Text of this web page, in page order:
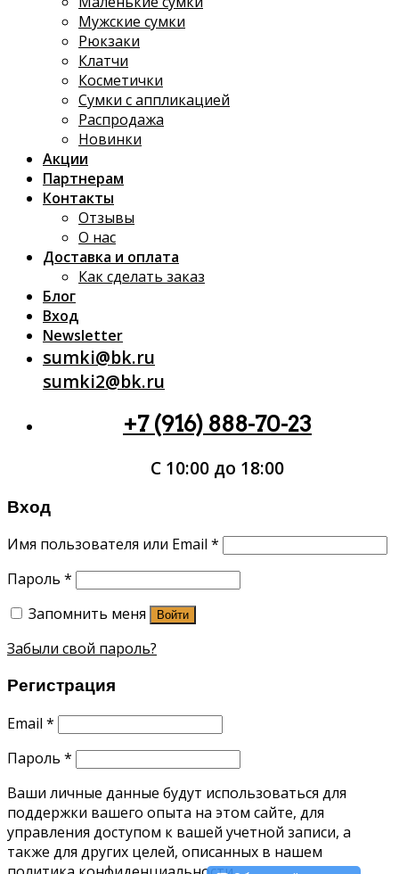
Мужские сумки
Рюкзаки
Клатчи
Косметички
Сумки с аппликацией
Распродажа
Новинки
Акции
Партнерам
Контакты
Отзывы
О нас
Доставка и оплата
Как сделать заказ
Блог
Вход
Newsletter
sumki@bk.ru
sumki2@bk.ru
+7 (916) 888-70-23
С 10:00 до 18:00
Вход
Имя пользователя или Email *
Пароль *
Запомнить меня
Войти
Забыли свой пароль?
Регистрация
Email *
Пароль *
Ваши личные данные будут использоваться для
поддержки вашего опыта на этом сайте, для
управления доступом к вашей учетной записи, а
также для других целей, описанных в нашем